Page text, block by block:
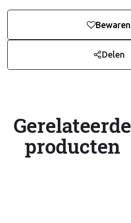
Bewaren
Delen
Gerelateerde
producten